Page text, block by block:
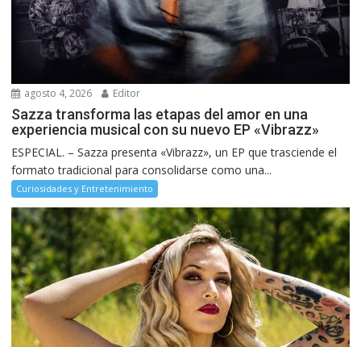
agosto 4, 2026 Editor
Sazza transforma las etapas del amor en una
experiencia musical con su nuevo EP «Vibrazz»
ESPECIAL. – Sazza presenta «Vibrazz», un EP que trasciende el
formato tradicional para consolidarse como una...
Curiosidades y Entretenimiento